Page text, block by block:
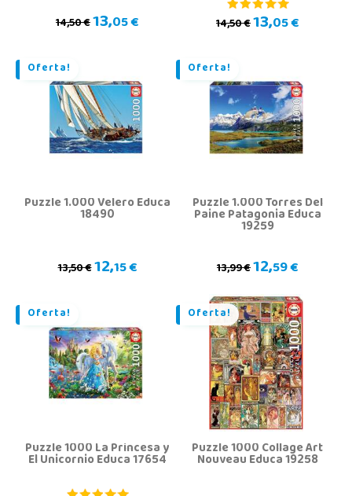
14,50 €13,05 € 14,50 €13,05 €
Oferta!
Puzzle 1.000 Velero Educa
18490
13,50 €12,15 €
Oferta!
Puzzle 1.000 Torres Del
Paine Patagonia Educa
19259
13,99 €12,59 €
Oferta!
Puzzle 1000 La Princesa y
El Unicornio Educa 17654
Oferta!
Puzzle 1000 Collage Art
Nouveau Educa 19258